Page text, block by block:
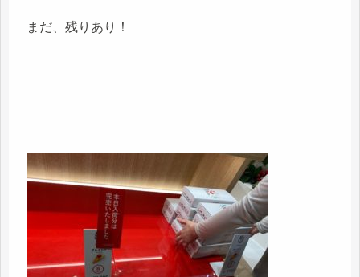
まだ、残りあり！